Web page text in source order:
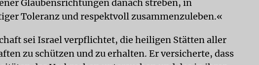
Glaubensrichtungen danach streben, in
Toleranz und respektvoll zusammenzuleben.«
sei Israel verpflichtet, die heiligen Stätten aller
zu schützen und zu erhalten. Er versicherte, dass